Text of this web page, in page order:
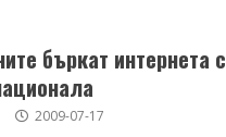
бъркат интернета с
2009-07-17